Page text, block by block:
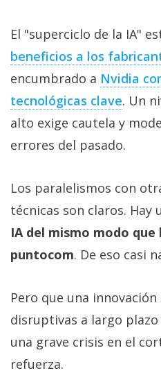
El "superciclo de la IA"
beneficios a los
encumbrado a Nvidia
tecnológicas clave‎. Un
alto exige cautela y
errores del pasado.
Los paralelismos con
técnicas son claros. Hay
IA del mismo modo que
puntocom. De eso casi
Pero que una
disruptivas a largo
una grave crisis en el
refuerza.